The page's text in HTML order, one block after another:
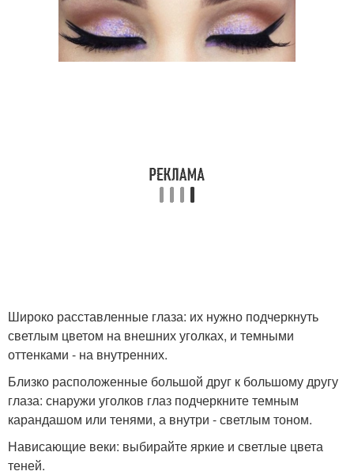
Широко расставленные глаза: их нужно подчеркнуть
светлым цветом на внешних уголках, и темными
оттенками - на внутренних.
Близко расположенные большой друг к большому другу
глаза: снаружи уголков глаз подчеркните темным
карандашом или тенями, а внутри - светлым тоном.
Нависающие веки: выбирайте яркие и светлые цвета
теней.